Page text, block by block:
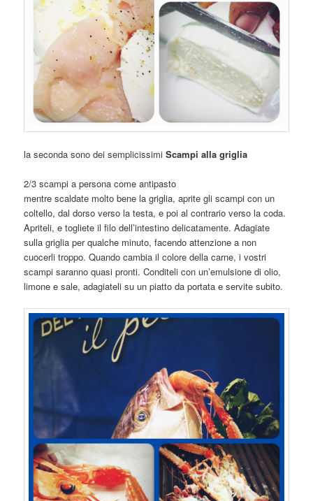
la seconda sono dei semplicissimiScampi alla griglia
2/3 scampi a persona come antipasto
mentre scaldate molto bene la griglia, aprite gli scampi con un
coltello, dal dorso verso la testa, e poi al contrario verso la coda.
Apriteli, e togliete il filo dell’intestino delicatamente. Adagiate
sulla griglia per qualche minuto, facendo attenzione a non
cuocerli troppo. Quando cambia il colore della carne, i vostri
scampi saranno quasi pronti. Conditeli con un’emulsione di olio,
limone e sale, adagiateli su un piatto da portata e servite subito.